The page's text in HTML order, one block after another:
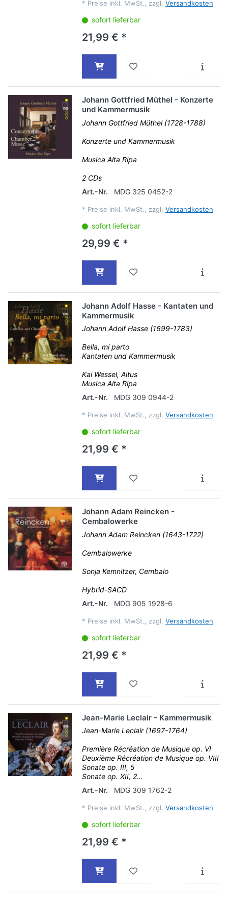
* Preise inkl. MwSt., zzgl. Versandkosten
sofort lieferbar
21,99 € *
Johann Gottfried Müthel - Konzerte
und Kammermusik
Johann Gottfried Müthel (1728-1788)
Konzerte und Kammermusik
Musica Alta Ripa
2 CDs
Art.-Nr.
MDG 325 0452-2
* Preise inkl. MwSt., zzgl. Versandkosten
sofort lieferbar
29,99 € *
Johann Adolf Hasse - Kantaten und
Kammermusik
Johann Adolf Hasse (1699-1783)
Bella, mi parto
Kantaten und Kammermusik
Kai Wessel, Altus
Musica Alta Ripa
Art.-Nr.
MDG 309 0944-2
* Preise inkl. MwSt., zzgl. Versandkosten
sofort lieferbar
21,99 € *
Johann Adam Reincken -
Cembalowerke
Johann Adam Reincken (1643-1722)
Cembalowerke
Sonja Kemnitzer, Cembalo
Hybrid-SACD
Art.-Nr.
MDG 905 1928-6
* Preise inkl. MwSt., zzgl. Versandkosten
sofort lieferbar
21,99 € *
Jean-Marie Leclair - Kammermusik
Jean-Marie Leclair (1697-1764)
Première Récréation de Musique op. VI
Deuxième Récréation de Musique op. VIII
Sonate op. III, 5
Sonate op. XII, 2...
Art.-Nr.
MDG 309 1762-2
* Preise inkl. MwSt., zzgl. Versandkosten
sofort lieferbar
21,99 € *